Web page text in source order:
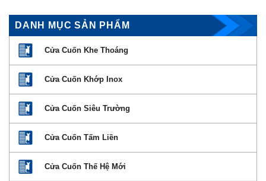
DANH MỤC SẢN PHẨM
Cửa Cuốn Khe Thoáng
Cửa Cuốn Khớp Inox
Cửa Cuốn Siêu Trường
Cửa Cuốn Tấm Liền
Cửa Cuốn Thế Hệ Mới